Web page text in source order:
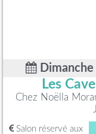
Les
Chez Noëlla
Salon réservé aux